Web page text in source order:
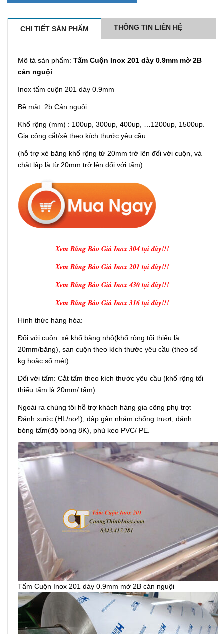
CHI TIẾT SẢN PHẨM THÔNG TIN LIÊN HỆ
Mô tả sản phẩm: Tấm Cuộn Inox 201 dày 0.9mm mờ 2B
cán nguội
Inox tấm cuộn 201 dày 0.9mm
Bề mặt: 2b Cán nguội
Khổ rộng (mm) : 100up, 300up, 400up, …1200up, 1500up.
Gia công cắt/xẻ theo kích thước yêu cầu.
(hỗ trợ xẻ băng khổ rộng từ 20mm trở lên đối với cuộn, và
chặt lập là từ 20mm trở lên đối với tấm)
Xem Bảng Báo Giá Inox 304 tại đây!!!
Xem Bảng Báo Giá Inox 201 tại đây!!!
Xem Bảng Báo Giá Inox 430 tại đây!!!
Xem Bảng Báo Giá Inox 316 tại đây!!!
Hình thức hàng hóa:
Đối với cuộn: xẻ khổ băng nhỏ(khổ rộng tối thiểu là
20mm/băng), san cuộn theo kích thước yêu cầu (theo số
kg hoặc số mét).
Đối với tấm: Cắt tấm theo kích thước yêu cầu (khổ rộng tối
thiểu tấm là 20mm/ tấm)
Ngoài ra chúng tôi hỗ trợ khách hàng gia công phụ trợ:
Đánh xước (HL/no4), dập gân nhám chống trượt, đánh
bóng tấm(độ bóng 8K), phủ keo PVC/ PE.
Tấm Cuộn Inox 201 dày 0.9mm mờ 2B cán nguội